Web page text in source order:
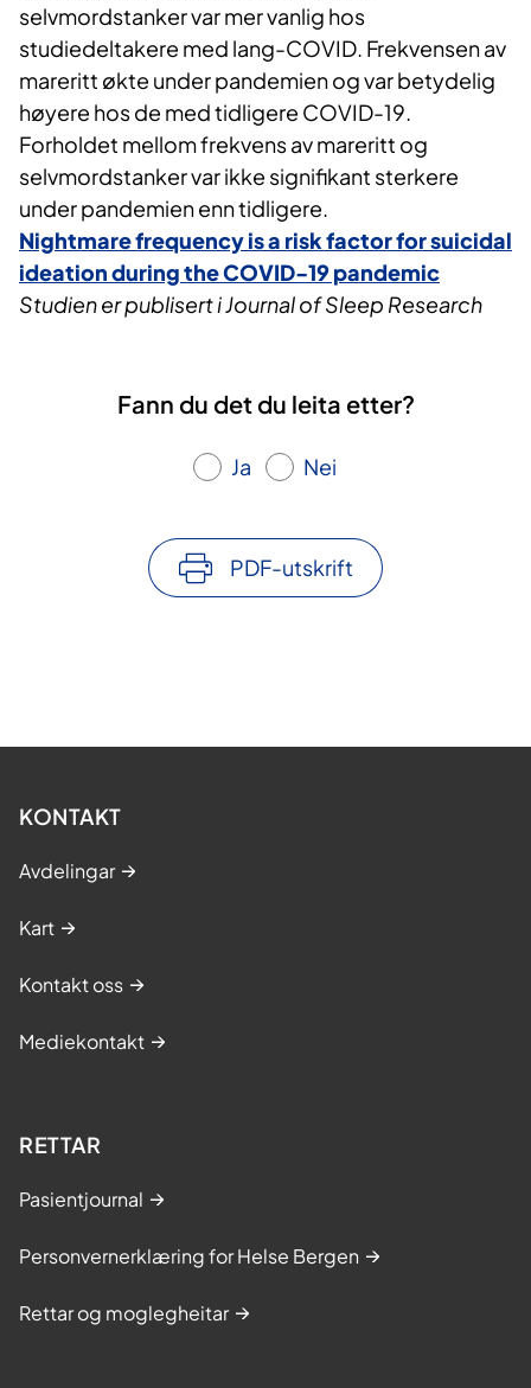
selvmordstanker var mer vanlig hos
studiedeltakere med lang-COVID. Frekvensen av
mareritt økte under pandemien og var betydelig
høyere hos de med tidligere COVID-19.
Forholdet mellom frekvens av mareritt og
selvmordstanker var ikke signifikant sterkere
under pandemien enn tidligere.
Nightmare frequency is a risk factor for suicidal
ideation during the COVID-19 pandemic
Studien er publisert i Journal of Sleep Research
Fann du det du leita etter?
Ja Nei
PDF-utskrift
KONTAKT
Avdelingar
Kart
Kontakt oss
Mediekontakt
RETTAR
Pasientjournal
Personvernerklæring for Helse Bergen
Rettar og moglegheitar